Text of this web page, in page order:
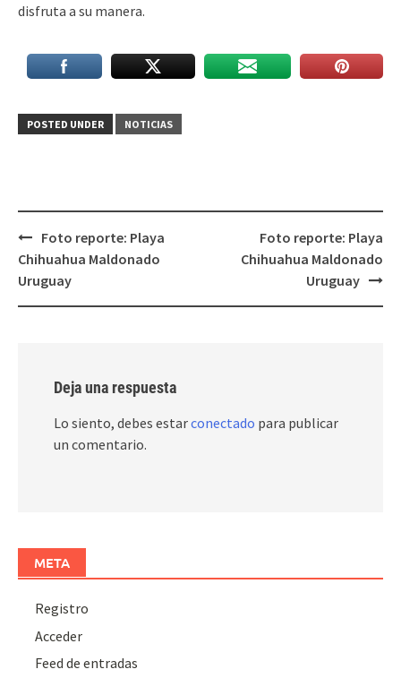
disfruta a su manera.
POSTED UNDER NOTICIAS
Post
navigation
Foto reporte: Playa
Chihuahua Maldonado
Uruguay
Foto reporte: Playa
Chihuahua Maldonado
Uruguay
Deja una respuesta
Lo siento, debes estarconectado para publicar
un comentario.
META
Registro
Acceder
Feed de entradas